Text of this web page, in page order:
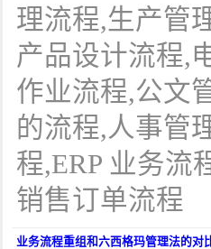
理流程,生产管
产品设计流程,
作业流程,公文
的流程,人事管
程,ERP 业务流
销售订单流程
业务流程重组和六西格玛管理法的对